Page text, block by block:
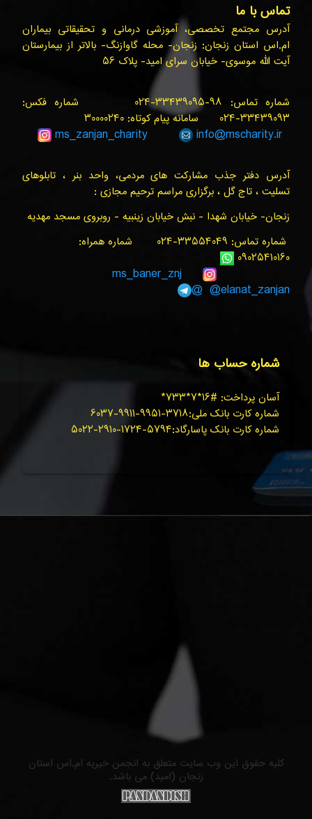
تماس با ما
آدرس مجتمع تخصصی، آموزشی درمانی و تحقیقاتی بیماران
ام.اس استان زنجان: زنجان- محله گاوازنگ- بالاتر از بیمارستان
آیت الله موسوی- خیابان سرای امید- پلاک ۵۶
شماره تماس: ۹۸-۳۳۴۳۹۰۹۵-۰۲۴ شماره فکس:
۳۳۴۳۹۰۹۳-۰۲۴ سامانه پیام کوتاه: ۳۰۰۰۰۲۴۰
ms_zanjan_charity info@mscharity.ir
آدرس دفتر جذب مشارکت های مردمی، واحد بنر ، تابلوهای
تسلیت ، تاج گل ، برگزاری مراسم ترحیم مجازی :
زنجان- خیابان شهدا - نبش خیابان زینبیه - روبروی مسجد مهدیه
شماره تماس: ۳۳۵۵۴۰۴۹-۰۲۴ شماره همراه:
۰۹۰۲۵۴۱۰۱۶۰
ms_baner_znj
@elanat_zanjan@
شماره حساب ها
آسان پرداخت: #۱۶*۷*۷۳۳*
شماره کارت بانک ملی:۳۷۱۸-۹۹۵۱-۹۹۱۱-۶۰۳۷
شماره کارت بانک پاسارگاد:۵۷۹۴-۱۷۲۴-۲۹۱۰-۵۰۲۲
کلیه حقوق این وب سایت متعلق به انجمن خیریه ام.اس استان
زنجان (امید) می باشد.